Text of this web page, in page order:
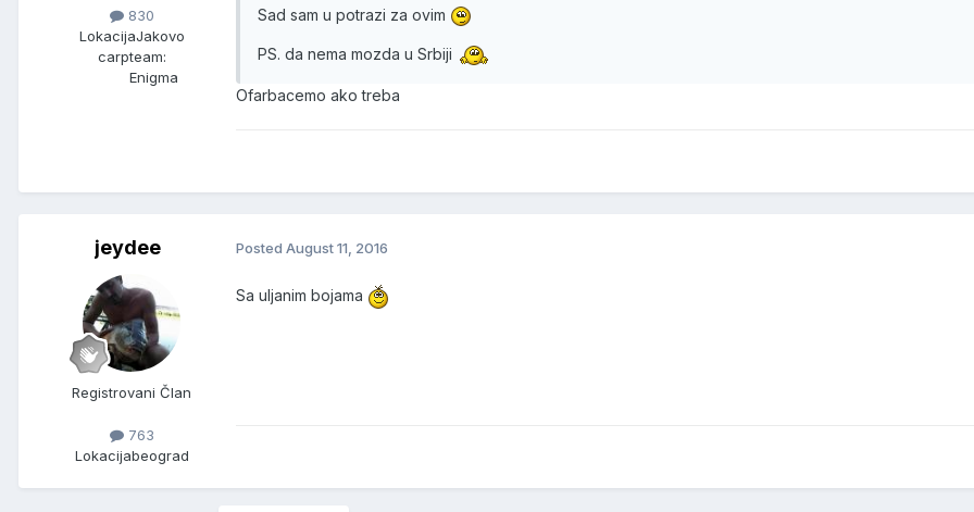
830
LokacijaJakovo
carpteam:
Enigma
Sad sam u potrazi za ovim
PS. da nema mozda u Srbiji
Ofarbacemo ako treba
jeydee
Registrovani Član
763
Lokacijabeograd
Posted August 11, 2016
Sa uljanim bojama